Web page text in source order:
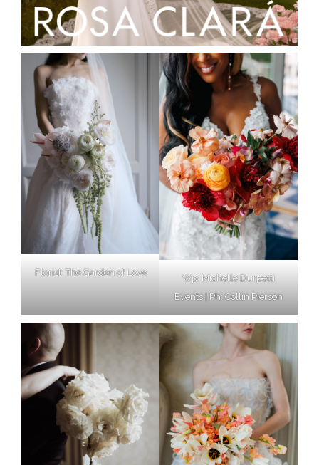
Florist: The Garden of Love
Wp: Michelle Durpetti
Events | Ph: Collin Pierson